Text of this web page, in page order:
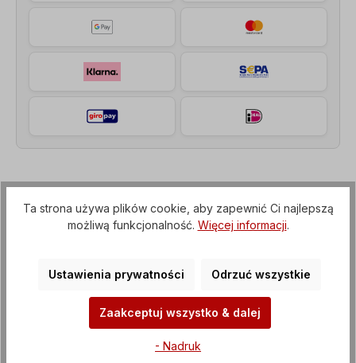
Motoreduktor walcowy (przekładnia z kołnierzem
Pliki do pobrania
Ta strona używa plików cookie, aby zapewnić Ci najlepszą
możliwą funkcjonalność. Więcej informacji.
Ustawienia prywatności Odrzuć wszystkie
Zaakceptuj wszystko & dalej
- Nadruk